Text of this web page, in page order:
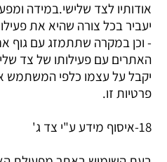
אודותיו לצד שלישי.במידה
יעביר בכל צורה שהיא את
- וכן במקרה שתתמזג עם גוף
האתרים עם פעילותו של צד
יקבל על עצמו כלפי המשתמש
פרטיות זו.
18-איסוף מידע ע"י צד ג'